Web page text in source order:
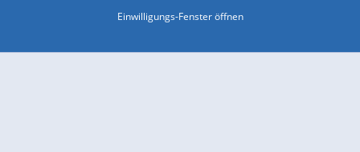
Einwilligungs-Fenster öffnen